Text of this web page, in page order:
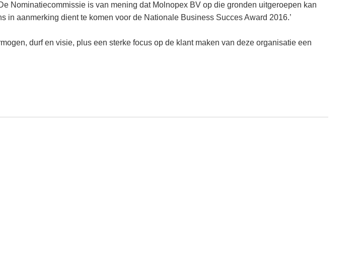
Nominatiecommissie is van mening dat Molnopex BV op die gronden uitgeroepen kan
in aanmerking dient te komen voor de Nationale Business Succes Award 2016.’
durf en visie, plus een sterke focus op de klant maken van deze organisatie een